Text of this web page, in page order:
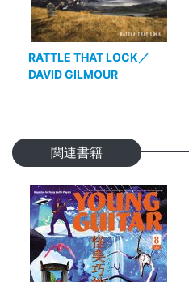
RATTLE THAT LOCK／
DAVID GILMOUR
関連書籍